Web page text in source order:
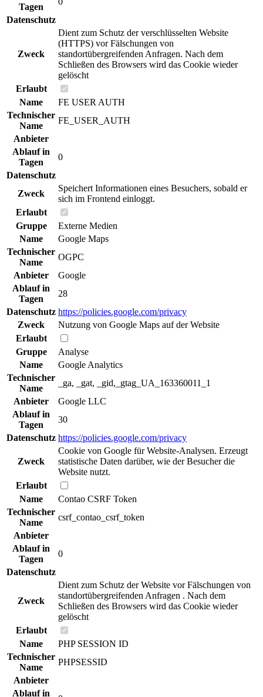
Tagen
Datenschutz
Zweck
Dient zum Schutz der verschlüsselten Website
(HTTPS) vor Fälschungen von
standortübergreifenden Anfragen. Nach dem
Schließen des Browsers wird das Cookie wieder
gelöscht
Erlaubt
Name
FE USER AUTH
Technischer
Name
FE_USER_AUTH
Anbieter
Ablauf in
Tagen
0
Datenschutz
Zweck
Speichert Informationen eines Besuchers, sobald er
sich im Frontend einloggt.
Erlaubt
Gruppe
Externe Medien
Name
Google Maps
Technischer
Name
OGPC
Anbieter
Google
Ablauf in
Tagen
28
Datenschutz https://policies.google.com/privacy
Zweck
Nutzung von Google Maps auf der Website
Erlaubt
Gruppe
Analyse
Name
Google Analytics
Technischer
Name
_ga, _gat, _gid,_gtag_UA_163360011_1
Anbieter
Google LLC
Ablauf in
Tagen
30
Datenschutz https://policies.google.com/privacy
Zweck
Cookie von Google für Website-Analysen. Erzeugt
statistische Daten darüber, wie der Besucher die
Website nutzt.
Erlaubt
Name
Contao CSRF Token
Technischer
Name
csrf_contao_csrf_token
Anbieter
Ablauf in
Tagen
0
Datenschutz
Zweck
Dient zum Schutz der Website vor Fälschungen von
standortübergreifenden Anfragen . Nach dem
Schließen des Browsers wird das Cookie wieder
gelöscht
Erlaubt
Name
PHP SESSION ID
Technischer
Name
PHPSESSID
Anbieter
Ablauf in